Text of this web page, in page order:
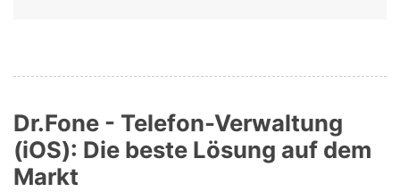
Dr.Fone - Telefon-Verwaltung
(iOS): Die beste Lösung auf dem
Markt